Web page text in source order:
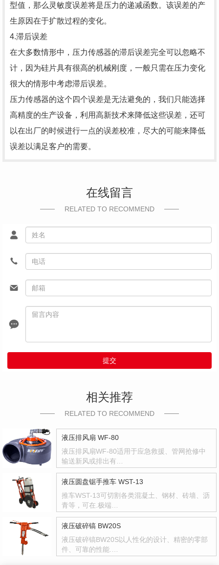
型值，那么灵敏度误差将是压力的递减函数。该误差的产
生原因在于扩散过程的变化。
4.滞后误差
在大多数情形中，压力传感器的滞后误差完全可以忽略不
计，因为硅片具有很高的机械刚度，一般只需在压力变化
很大的情形中考虑滞后误差。
压力传感器的这个四个误差是无法避免的，我们只能选择
高精度的生产设备，利用高新技术来降低这些误差，还可
以在出厂的时候进行一点的误差校准，尽大的可能来降低
误差以满足客户的需要。
在线留言
RELATED TO RECOMMEND
提交
相关推荐
RELATED TO RECOMMEND
液压排风扇 WF-80
液压排风扇WF-80适用于应急救援、管网抢修中
输送新风或排出有…
液压圆盘锯手推车 WST-13
推车WST-13可切割各类混凝土、钢材、砖墙、沥
青等，可在.极端…
液压破碎镐 BW20S
液压破碎镐BW20S以人性化的设计、精密的零部
件、可靠的性能.…